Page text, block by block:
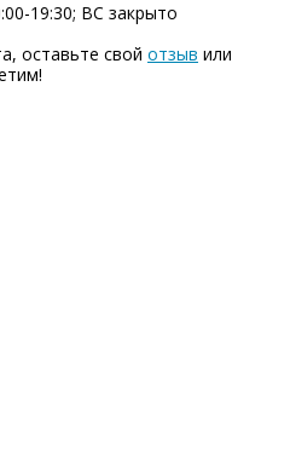
19:30; ВC закрыто
оставьте свой отзыв или